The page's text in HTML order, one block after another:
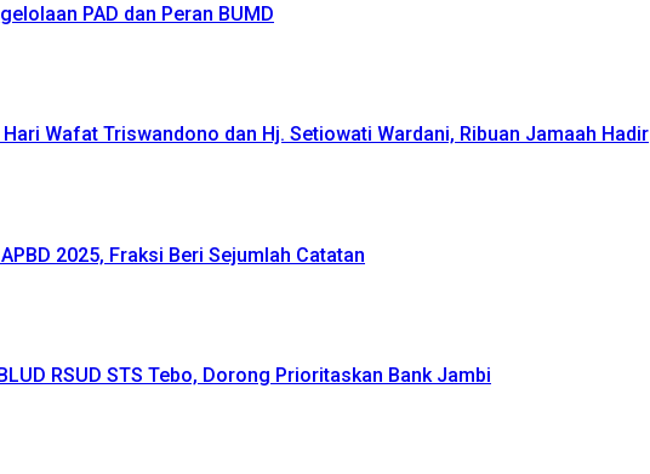
PAD dan Peran BUMD
Wafat Triswandono dan Hj. Setiowati Wardani, Ribuan Jamaah Hadir
2025, Fraksi Beri Sejumlah Catatan
RSUD STS Tebo, Dorong Prioritaskan Bank Jambi